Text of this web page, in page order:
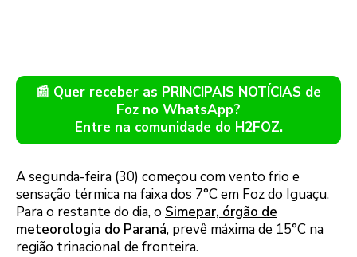
📰 Quer receber as PRINCIPAIS NOTÍCIAS de
Foz no WhatsApp?
Entre na comunidade do H2FOZ.
A segunda-feira (30) começou com vento frio e
sensação térmica na faixa dos 7°C em Foz do Iguaçu.
Para o restante do dia, o Simepar, órgão de
meteorologia do Paraná, prevê máxima de 15°C na
região trinacional de fronteira.